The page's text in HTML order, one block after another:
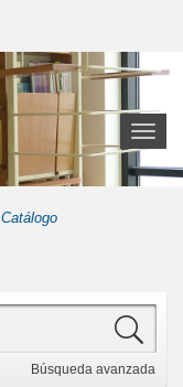
Toggle
Búsqueda avanzada
Catálogo